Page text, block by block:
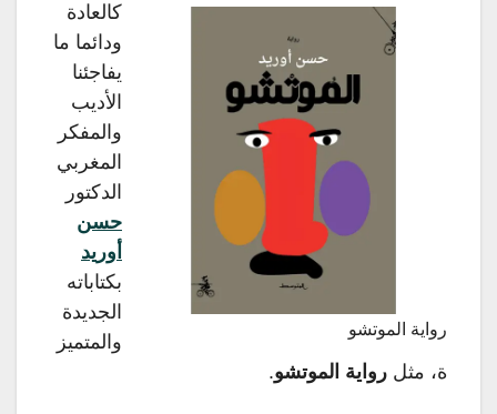
رواية الموتشو
كالعادة
ودائما ما
يفاجئنا
الأديب
والمفكر
المغربي
الدكتور
حسن
أوريد
بكتاباته
الجديدة
والمتميز
ة، مثل رواية الموتشو.